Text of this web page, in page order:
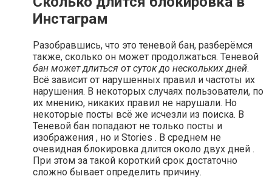
Инстаграм
Разобравшись, что это теневой бан, разберёмся
также, сколько он может продолжаться. Теневой
бан может длиться от суток до нескольких дней.
Всё зависит от нарушенных правил и частоты их
нарушения. В некоторых случаях пользователи, по
их мнению, никаких правил не нарушали. Но
некоторые посты всё же исчезли из поиска. В
Теневой бан попадают не только посты и
изображения , но и Stories . В среднем не
очевидная блокировка длится около двух дней .
При этом за такой короткий срок достаточно
сложно бывает определить причину.